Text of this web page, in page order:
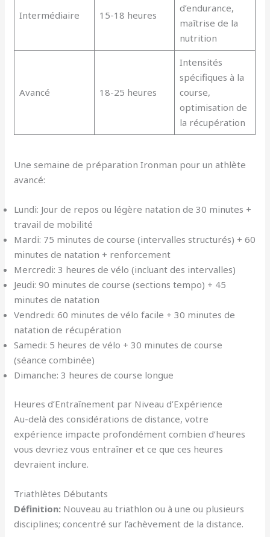
Intermédiaire 15-18 heures
d’endurance,
maîtrise de la
nutrition
Avancé 18-25 heures
Intensités
spécifiques à la
course,
optimisation de
la récupération
Une semaine de préparation Ironman pour un athlète
avancé:
Lundi: Jour de repos ou légère natation de 30 minutes +
travail de mobilité
Mardi: 75 minutes de course (intervalles structurés) + 60
minutes de natation + renforcement
Mercredi: 3 heures de vélo (incluant des intervalles)
Jeudi: 90 minutes de course (sections tempo) + 45
minutes de natation
Vendredi: 60 minutes de vélo facile + 30 minutes de
natation de récupération
Samedi: 5 heures de vélo + 30 minutes de course
(séance combinée)
Dimanche: 3 heures de course longue
Heures d’Entraînement par Niveau d’Expérience
Au-delà des considérations de distance, votre
expérience impacte profondément combien d’heures
vous devriez vous entraîner et ce que ces heures
devraient inclure.
Triathlètes Débutants
Définition: Nouveau au triathlon ou à une ou plusieurs
disciplines; concentré sur l’achèvement de la distance.